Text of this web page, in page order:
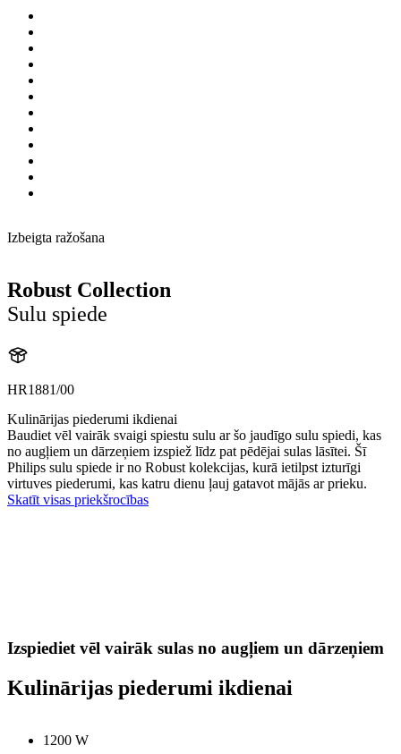
Izbeigta ražošana
Robust Collection
Sulu spiede
HR1881/00
Kulinārijas piederumi ikdienai
Baudiet vēl vairāk svaigi spiestu sulu ar šo jaudīgo sulu spiedi, kas
no augļiem un dārzeņiem izspiež līdz pat pēdējai sulas lāsītei. Šī
Philips sulu spiede ir no Robust kolekcijas, kurā ietilpst izturīgi
virtuves piederumi, kas katru dienu ļauj gatavot mājās ar prieku.
Skatīt visas priekšrocības
Izspiediet vēl vairāk sulas no augļiem un dārzeņiem
Kulinārijas piederumi ikdienai
1200 W